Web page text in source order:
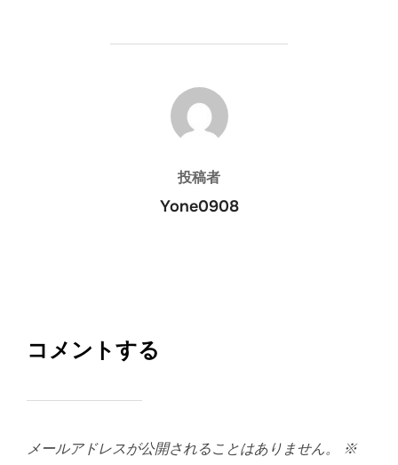
投稿者
投稿者
Yone0908
コメントする
メールアドレスが公開されることはありません。
※